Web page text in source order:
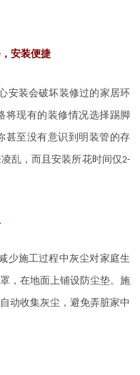
安装便捷
安装会破坏装修过的家居环
将现有的装修情况选择踢脚
甚至没有意识到明装管的存
乱，而且安装所花时间仅2-
少施工过程中灰尘对家庭生
，在地面上铺设防尘垫。施
动收集灰尘，避免弄脏家中